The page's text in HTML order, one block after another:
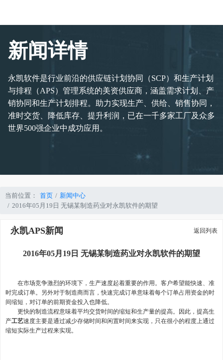
新闻详情
永凯软件是行业前沿的供应链计划协同（SCP）和生产计划
与排程（APS）管理系统的美资供应商，涵盖需求计划、产
销协同和生产计划排程。助力实现生产、供给、销售协同，
准时交货、降低库存、提升利润，已在一千多家工厂及众多
世界500强企业中成功应用。
当前位置： 首页
新闻中心
2016年05月19日 无锡某制造药业对永凯软件的期望
永凯APS新闻 返回列表
2016年05月19日 无锡某制造药业对永凯软件的期望
在市场竞争激烈的环境下，生产速度起着重要的作用。客户希望能快速、准
时完成订单。另外对于制造商而言，快速完成订单意味着每个订单占用资金的时
间缩短，对订单的前期资金投入也降低。
更快的制造流程意味着平均交货时间的缩短和生产量的提高。因此，提高生
产工艺速度主要是通过减少存储时间和闲置时间来实现，只在很小的程度上通过
缩短实际生产过程来实现。